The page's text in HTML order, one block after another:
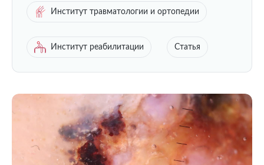
Институт травматологии и ортопедии
Институт реабилитации Статья